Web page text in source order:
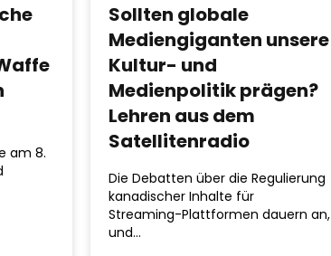
am 8.
Sollten globale
Mediengiganten unsere
Kultur- und
Medienpolitik prägen?
Lehren aus dem
Satellitenradio
Die Debatten über die Regulierung
kanadischer Inhalte für
Streaming-Plattformen dauern an,
und…